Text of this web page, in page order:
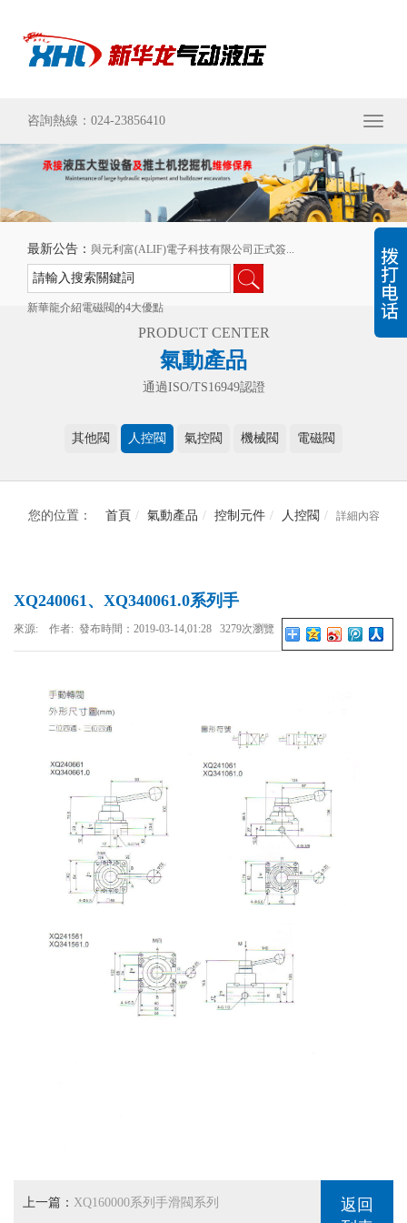
Toggle
咨詢熱線：024-23856410
最新公告： 與元利富(ALIF)電子科技有限公司正式簽...
沈陽機床業面臨的挑戰與機遇
新華龍介紹電磁閥的4大優點
PRODUCT CENTER
氣動產品
通過ISO/TS16949認證
其他閥 人控閥 氣控閥 機械閥 電磁閥
您的位置： 首頁 氣動產品 控制元件 人控閥 詳細內容
XQ240061、XQ340061.0系列手
來源: 作者: 發布時間：2019-03-14,01:28 3279次瀏覽
上一篇： XQ160000系列手滑閥系列
返回